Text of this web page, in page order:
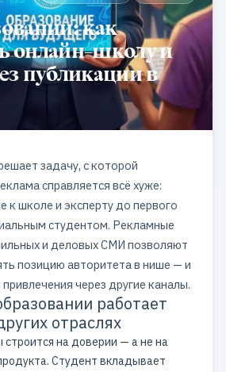
как
онлайн-школу и
публикации в
задачу, с которой
справляется всё хуже:
к школе и эксперту до первого
студентом. Рекламные
и деловых СМИ позволяют
позицию авторитета в нише — и
через другие каналы.
работает
отраслях
на доверии — а не на
Студент вкладывает